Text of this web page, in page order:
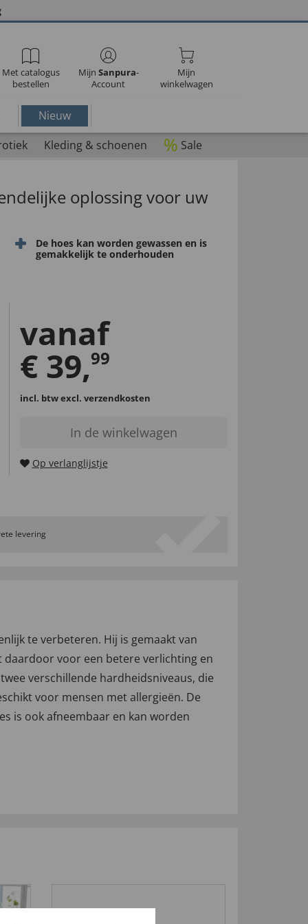
Met catalogus
bestellen
Mijn Sanpura-
Account
Mijn
winkelwagen
Nieuw
Kleding & schoenen % Sale
oplossing voor uw
De hoes kan worden gewassen en is
gemakkelijk te onderhouden
vanaf
€ 39,99
incl. btwexcl. verzendkosten
In de winkelwagen
Op verlanglijstje
levering
te verbeteren. Hij is gemaakt van
daardoor voor een betere verlichting en
verschillende hardheidsniveaus, die
voor mensen met allergieën. De
is ook afneembaar en kan worden